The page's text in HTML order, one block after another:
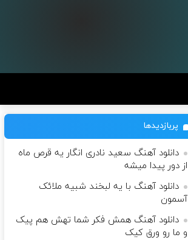
پربازدیدها
دانلود آهنگ سعید نادری انگار یه قرص ماه
از دور پیدا میشه
دانلود آهنگ با یه لبخند شبیه ملائک
آسمون
دانلود آهنگ همش فکر شما تهش هم پیک
و ما رو ورق کیک